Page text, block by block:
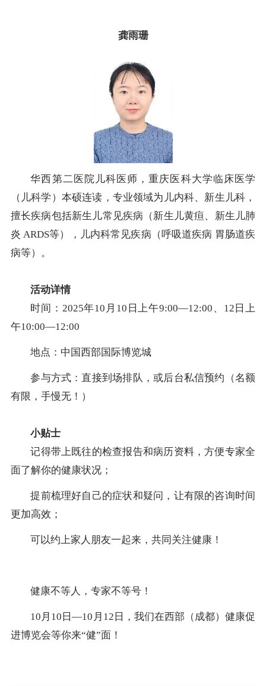
龚雨珊
华西第二医院儿科医师，重庆医科大学临床医学
（儿科学）本硕连读，专业领域为儿内科、新生儿科，
擅长疾病包括新生儿常见疾病（新生儿黄疸、新生儿肺
炎 ARDS等），儿内科常见疾病（呼吸道疾病 胃肠道疾
病等）。
活动详情
时间：2025年10月10日上午9:00—12:00、12日上
午10:00—12:00
地点：中国西部国际博览城
参与方式：直接到场排队，或后台私信预约（名额
有限，手慢无！）
小贴士
记得带上既往的检查报告和病历资料，方便专家全
面了解你的健康状况；
提前梳理好自己的症状和疑问，让有限的咨询时间
更加高效；
可以约上家人朋友一起来，共同关注健康！
健康不等人，专家不等号！
10月10日—10月12日， 我们在西部（成都）健康促
进博览会等你来“健”面！